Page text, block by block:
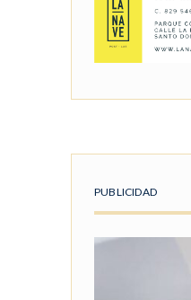
PUBLICIDAD